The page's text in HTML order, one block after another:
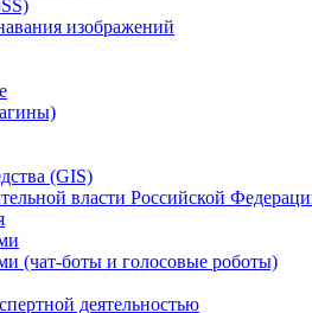
изображений
(GIS)
власти Российской
(чат-боты и голосовые роботы)
деятельностью